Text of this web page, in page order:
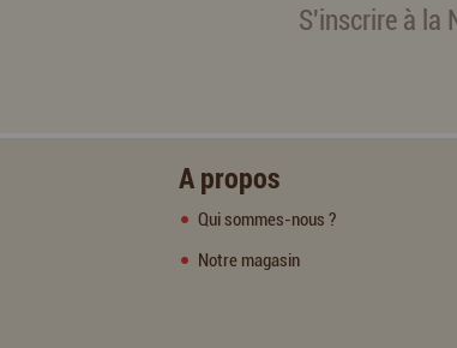
S'inscrire à la
A propos
Qui sommes-nous ?
Notre magasin